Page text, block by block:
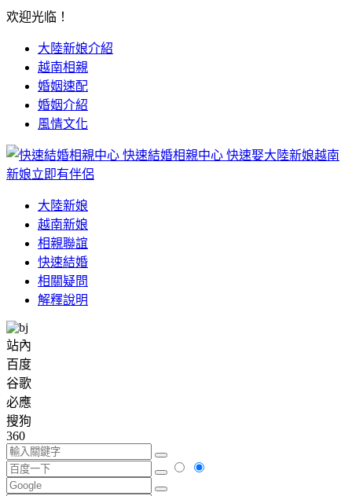
欢迎光临！
大陸新娘介紹
越南相親
婚姻速配
婚姻介紹
風情文化
快速結婚相親中心 快速娶大陸新娘越南
新娘立即有伴侶
大陸新娘
越南新娘
相親聯誼
快速結婚
相關疑問
解釋說明
站內
百度
谷歌
必應
搜狗
360